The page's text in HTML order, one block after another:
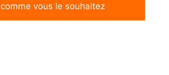
comme vous le souhaitez